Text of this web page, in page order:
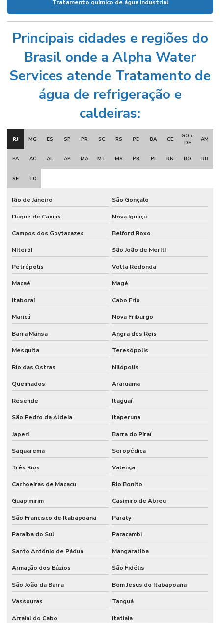
Tratamento químico de água industrial
Principais cidades e regiões do
Brasil onde a Alpha Water
Services atende Tratamento de
água de refrigeração e
caldeiras:
RJ MG ES SP PR SC RS PE BA CE
GO e
DF
AM
PA AC AL AP MA MT MS PB PI RN RO RR
SE TO
Rio de Janeiro São Gonçalo
Duque de Caxias Nova Iguaçu
Campos dos Goytacazes Belford Roxo
Niterói São João de Meriti
Petrópolis Volta Redonda
Macaé Magé
Itaboraí Cabo Frio
Maricá Nova Friburgo
Barra Mansa Angra dos Reis
Mesquita Teresópolis
Rio das Ostras Nilópolis
Queimados Araruama
Resende Itaguaí
São Pedro da Aldeia Itaperuna
Japeri Barra do Piraí
Saquarema Seropédica
Três Rios Valença
Cachoeiras de Macacu Rio Bonito
Guapimirim Casimiro de Abreu
São Francisco de Itabapoana Paraty
Paraíba do Sul Paracambi
Santo Antônio de Pádua Mangaratiba
Armação dos Búzios São Fidélis
São João da Barra Bom Jesus do Itabapoana
Vassouras Tanguá
Arraial do Cabo Itatiaia